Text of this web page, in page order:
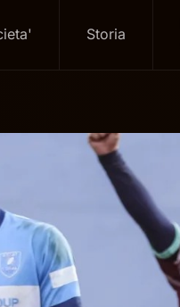
Storia